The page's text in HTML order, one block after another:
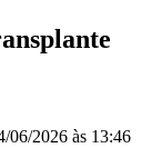
06/2026 às 13:46